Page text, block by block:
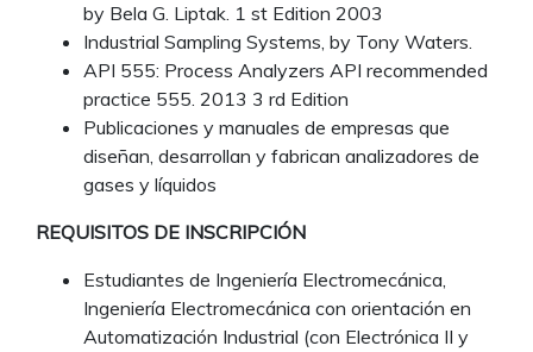
by Bela G. Liptak. 1 st Edition 2003
Industrial Sampling Systems, by Tony Waters.
API 555: Process Analyzers API recommended
practice 555. 2013 3 rd Edition
Publicaciones y manuales de empresas que
diseñan, desarrollan y fabrican analizadores de
gases y líquidos
REQUISITOS DE INSCRIPCIÓN
Estudiantes de Ingeniería Electromecánica,
Ingeniería Electromecánica con orientación en
Automatización Industrial (con Electrónica II y